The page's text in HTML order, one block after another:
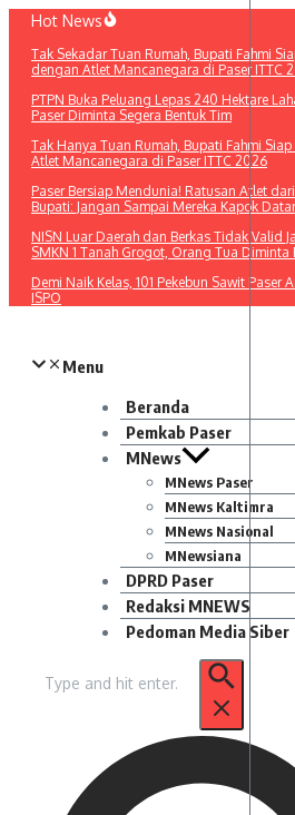
Lewati
konten
Hot News
Tak Sekadar Tuan Rumah, Bupati Fahmi
dengan Atlet Mancanegara di Paser ITTC
PTPN Buka Peluang Lepas 240 Hektare
Paser Diminta Segera Bentuk Tim
Tak Hanya Tuan Rumah, Bupati Fahmi
Atlet Mancanegara di Paser ITTC 2026
Paser Bersiap Mendunia! Ratusan Atlet
Bupati: Jangan Sampai Mereka Kapok
NISN Luar Daerah dan Berkas Tidak Valid
SMKN 1 Tanah Grogot, Orang Tua Diminta
Demi Naik Kelas, 101 Pekebun Sawit Paser
ISPO​
Menu
Beranda
Pemkab Paser
MNews
MNews Paser
MNews Kaltimra
MNews Nasional
MNewsiana
DPRD Paser
Redaksi MNEWS
Pedoman Media Siber
untuk: